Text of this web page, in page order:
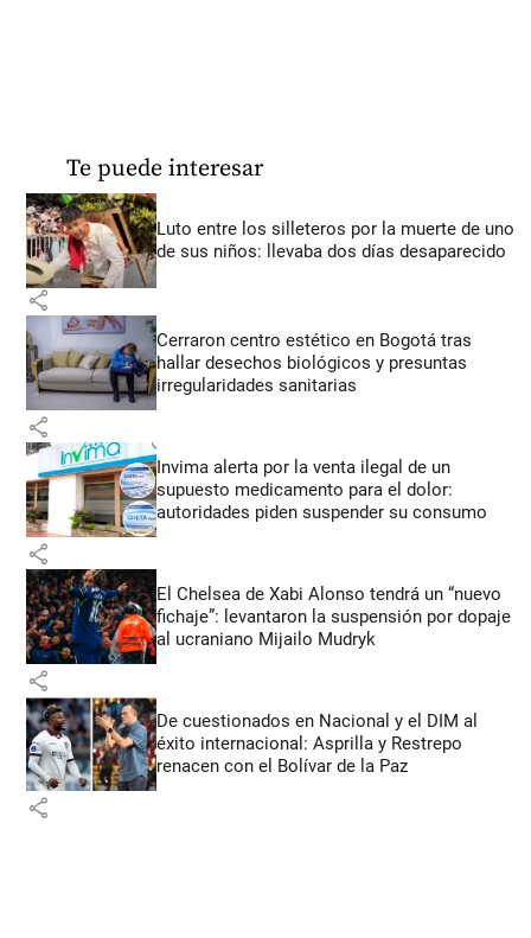
Te puede interesar
Luto entre los silleteros por la muerte de uno
de sus niños: llevaba dos días desaparecido
share
Cerraron centro estético en Bogotá tras
hallar desechos biológicos y presuntas
irregularidades sanitarias
share
Invima alerta por la venta ilegal de un
supuesto medicamento para el dolor:
autoridades piden suspender su consumo
share
El Chelsea de Xabi Alonso tendrá un “nuevo
fichaje”: levantaron la suspensión por dopaje
al ucraniano Mijailo Mudryk
share
De cuestionados en Nacional y el DIM al
éxito internacional: Asprilla y Restrepo
renacen con el Bolívar de la Paz
share